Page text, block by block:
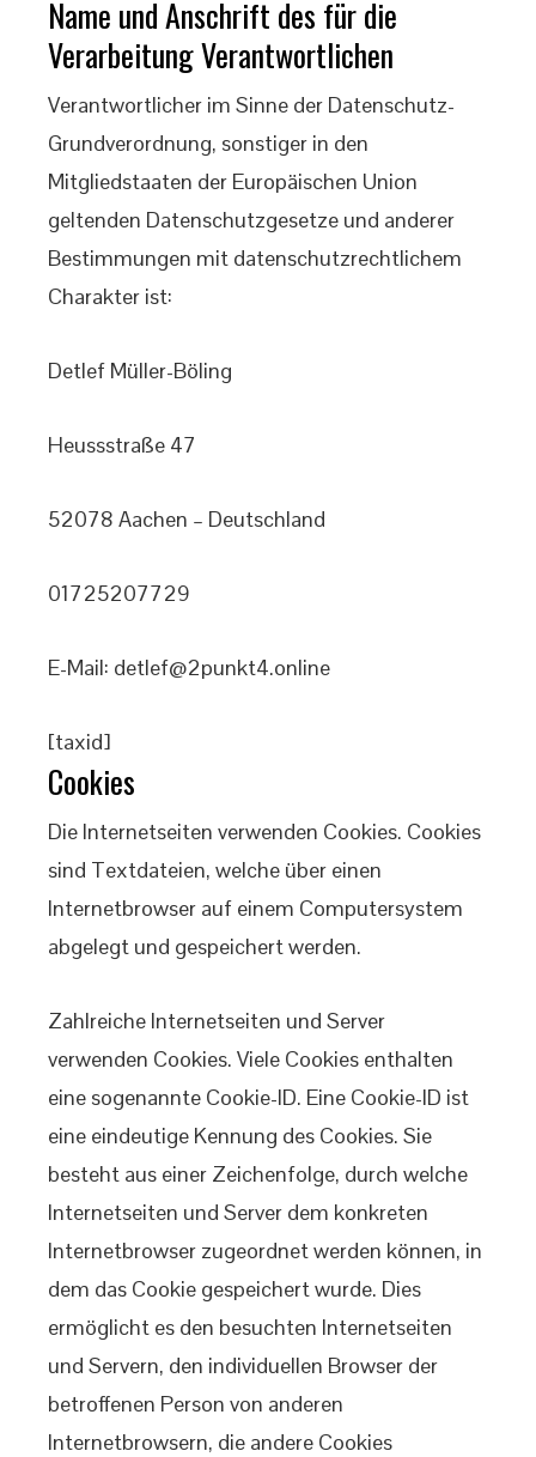
Name und Anschrift des für die
Verarbeitung Verantwortlichen
Verantwortlicher im Sinne der Datenschutz-
Grundverordnung, sonstiger in den
Mitgliedstaaten der Europäischen Union
geltenden Datenschutzgesetze und anderer
Bestimmungen mit datenschutzrechtlichem
Charakter ist:
Detlef Müller-Böling
Heussstraße 47
52078 Aachen – Deutschland
01725207729
E-Mail: detlef@2punkt4.online
[taxid]
Cookies
Die Internetseiten verwenden Cookies. Cookies
sind Textdateien, welche über einen
Internetbrowser auf einem Computersystem
abgelegt und gespeichert werden.
Zahlreiche Internetseiten und Server
verwenden Cookies. Viele Cookies enthalten
eine sogenannte Cookie-ID. Eine Cookie-ID ist
eine eindeutige Kennung des Cookies. Sie
besteht aus einer Zeichenfolge, durch welche
Internetseiten und Server dem konkreten
Internetbrowser zugeordnet werden können, in
dem das Cookie gespeichert wurde. Dies
ermöglicht es den besuchten Internetseiten
und Servern, den individuellen Browser der
betroffenen Person von anderen
Internetbrowsern, die andere Cookies